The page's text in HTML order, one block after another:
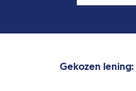
Gekozen lening: